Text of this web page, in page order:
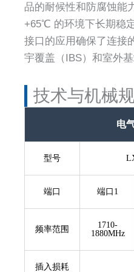
品的耐候性和防腐蚀能
+65℃ 的环境下长期稳
接口的应用确保了连接
宇覆盖（IBS）和室外
技术与机械
电
型号
端口 端口1
频率范围
1710-
1880MHz
插入损耗